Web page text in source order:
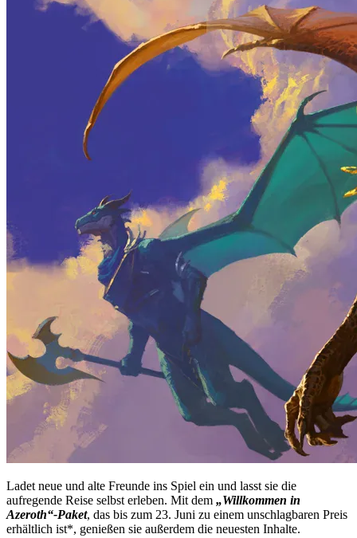
Ladet neue und alte Freunde ins Spiel ein und lasst sie die
aufregende Reise selbst erleben. Mit dem „Willkommen in
Azeroth“-Paket, das bis zum 23. Juni zu einem unschlagbaren Preis
erhältlich ist*, genießen sie außerdem die neuesten Inhalte.